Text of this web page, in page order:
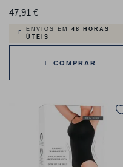
47,91 €Preço
ENVIOS EM 48 HORAS
ÚTEIS
COMPRAR